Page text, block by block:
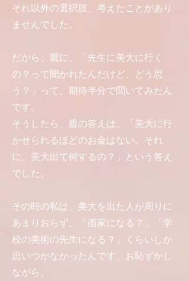
それ以外の選択肢、考えたことがあり
ませんでした。
だから、親に、「先生に美大に行く
の？って聞かれたんだけど、どう思
う？」って、期待半分で聞いてみたん
です。
そうしたら、親の答えは、「美大に行
かせられるほどのお金はない。それ
に、美大出て何するの？」という答え
でした。
その時の私は、美大を出た人が周りに
あまりおらず、「画家になる？」「学
校の美術の先生になる？」くらいしか
思いつかなかったんです、お恥ずかし
ながら。